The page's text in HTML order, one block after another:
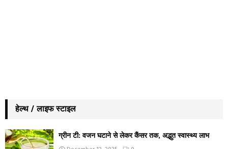
हेल्थ / लाइफ स्टाइल
ग्रीन टी: वजन घटाने से लेकर कैंसर तक, अद्भुत स्वास्थ्य लाभ